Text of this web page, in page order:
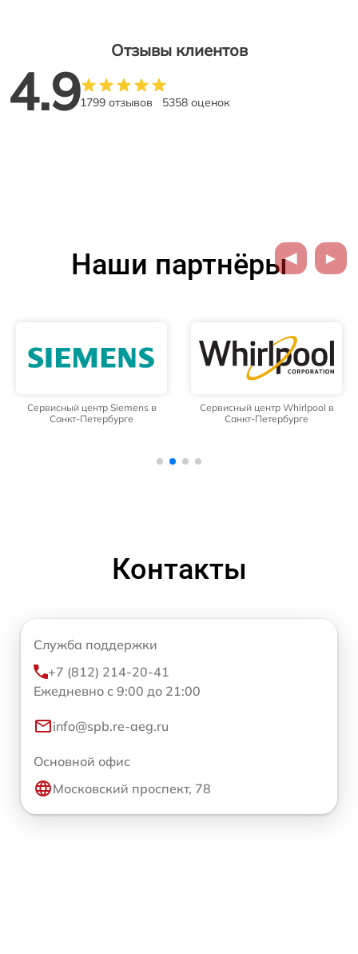
Отзывы клиентов
4.91799 отзывов 5358 оценок
Наши партнёры
Сервисный центр Siemens в
Санкт-Петербурге
Сервисный центр Whirlpool в
Санкт-Петербурге
Контакты
Служба поддержки
+7 (812) 214-20-41
Ежедневно с 9:00 до 21:00
info@spb.re-aeg.ru
Основной офис
Московский проспект, 78